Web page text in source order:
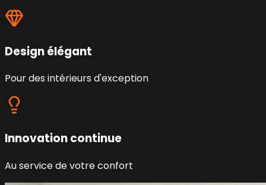
Design élégant
Pour des intérieurs d'exception
Innovation continue
Au service de votre confort